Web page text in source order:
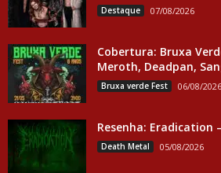
Destaque 07/08/2026
Cobertura: Bruxa
Meroth, Deadpan,
Bruxa verde Fest 06/08/2026
Resenha: Eradication
Death Metal 05/08/2026